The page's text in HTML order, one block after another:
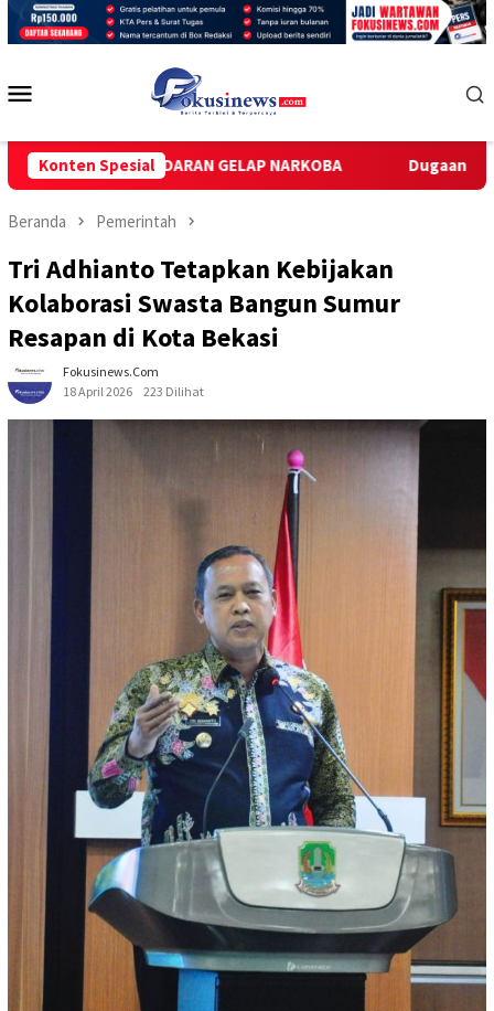
Loncat
Konten Spesial
GELAP NARKOBA Dugaan Maladministrasi dan
Beranda Pemerintah
Tri Adhianto Tetapkan Kebijakan
Kolaborasi Swasta Bangun Sumur
Resapan di Kota Bekasi
Fokusinews.com
18 April 2026
223 Dilihat